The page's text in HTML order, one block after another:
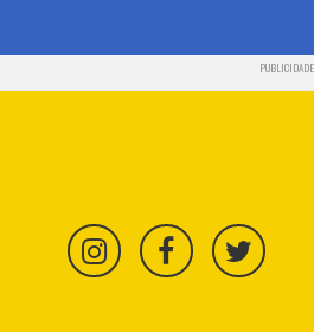
PUBLICIDADE